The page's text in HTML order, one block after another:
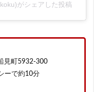
がシェアした投稿
見町5932-300
ーで約10分